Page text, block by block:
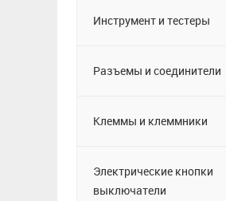
Инструмент и тестеры
Разъемы и соединители
Клеммы и клеммники
Электрические кнопки
выключатели